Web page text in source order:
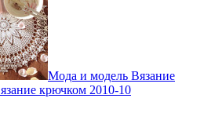
Мода и модель Вязание
крючком 2010-10